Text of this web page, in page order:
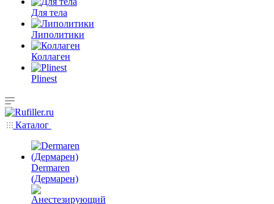
Для тела
Липолитики
Коллаген
Plinest
Каталог
Dermaren
(Дермарен)